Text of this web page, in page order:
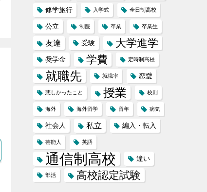
修学旅行 入学式 全日制高校
公立 制服 卒業 卒業生
友達 受験 大学進学
奨学金 学費 定時制高校
就職先 就職率 恋愛
悲しかったこと 授業 校則
海外 海外留学 留年 病気
社会人 私立 編入・転入
芸能人 英語
通信制高校 違い
部活 高校認定試験